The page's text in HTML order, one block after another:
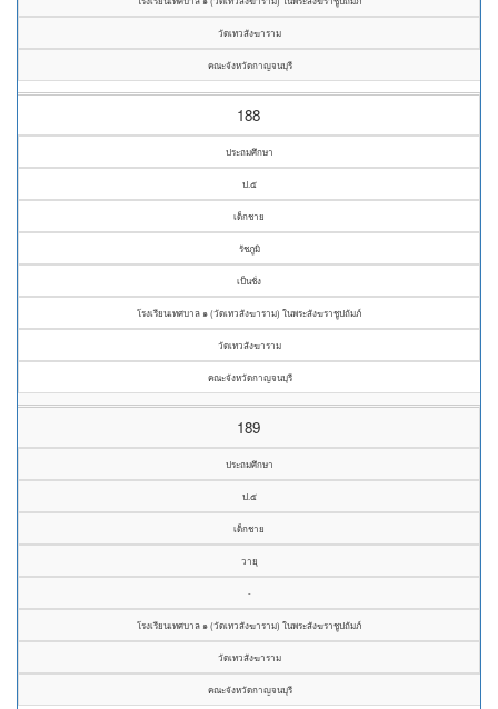
วัดเทวสังฆาราม
คณะจังหวัดกาญจนบุรี
188
ประถมศึกษา
ป.๕
เด็กชาย
รัชภูมิ
เป็นชั่ง
โรงเรียนเทศบาล ๑ (วัดเทวสังฆาราม) ในพระสังฆราชูปถัมภ์
วัดเทวสังฆาราม
คณะจังหวัดกาญจนบุรี
189
ประถมศึกษา
ป.๕
เด็กชาย
วายุ
-
โรงเรียนเทศบาล ๑ (วัดเทวสังฆาราม) ในพระสังฆราชูปถัมภ์
วัดเทวสังฆาราม
คณะจังหวัดกาญจนบุรี